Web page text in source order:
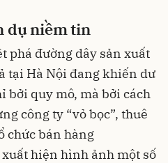
dụ niềm tin
phá đường dây sản xuất
tại Hà Nội đang khiến dư
bởi quy mô, mà bởi cách
công ty “vỏ bọc”, thuê
chức bán hàng
hiện hình ảnh một số